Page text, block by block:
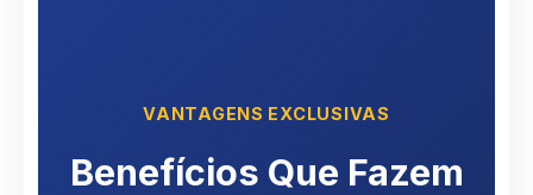
VANTAGENS EXCLUSIVAS
Benefícios Que Fazem